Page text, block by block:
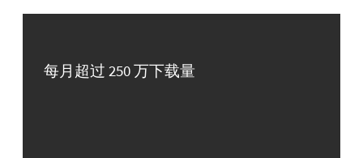
每月超过 250 万下载量